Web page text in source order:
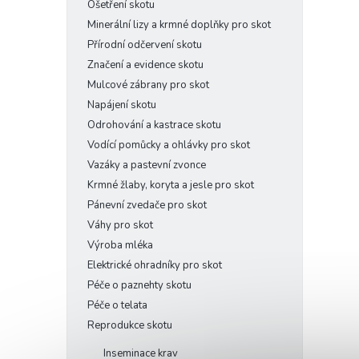
Ošetření skotu
Minerální lizy a krmné doplňky pro skot
Přírodní odčervení skotu
Značení a evidence skotu
Mulcové zábrany pro skot
Napájení skotu
Odrohování a kastrace skotu
Vodící pomůcky a ohlávky pro skot
Vazáky a pastevní zvonce
Krmné žlaby, koryta a jesle pro skot
Pánevní zvedače pro skot
Váhy pro skot
Výroba mléka
Elektrické ohradníky pro skot
Péče o paznehty skotu
Péče o telata
Reprodukce skotu
Inseminace krav